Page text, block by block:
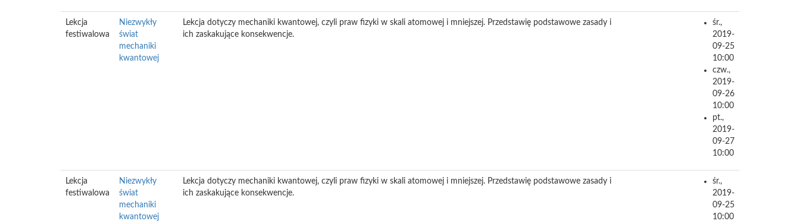
Lekcja
festiwalowa
Niezwykły
świat
mechaniki
kwantowej
Lekcja dotyczy mechaniki kwantowej, czyli praw fizyki w skali atomowej i mniejszej. Przedstawię podstawowe zasady i
ich zaskakujące konsekwencje.
śr.,
2019-
09-25
10:00
czw.,
2019-
09-26
10:00
pt.,
2019-
09-27
10:00
Lekcja
festiwalowa
Niezwykły
świat
mechaniki
kwantowej
Lekcja dotyczy mechaniki kwantowej, czyli praw fizyki w skali atomowej i mniejszej. Przedstawię podstawowe zasady i
ich zaskakujące konsekwencje.
śr.,
2019-
09-25
10:00